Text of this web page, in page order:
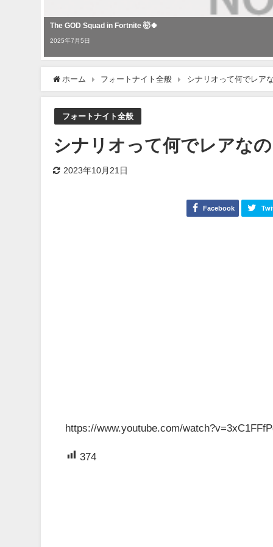
The GOD Squad in Fortnite 🤯🍀
2025年7月5日
ホーム フォートナイト全般 シナリオって何でレア
フォートナイト全般
シナリオって何でレアな
2023年10月21日
Facebook
https://www.youtube.com/
374